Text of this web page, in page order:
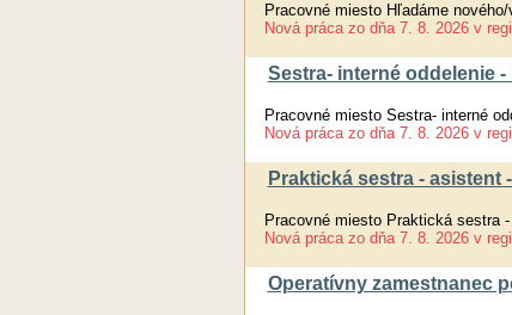
Pracovné miesto Hľadáme
Nová práca zo dňa 7. 8. 2026 v
Sestra- interné oddelenie
Pracovné miesto Sestra- interné
Nová práca zo dňa 7. 8. 2026 v
Praktická sestra -
Pracovné miesto Praktická sestra
Nová práca zo dňa 7. 8. 2026 v
Operatívny zamestnanec